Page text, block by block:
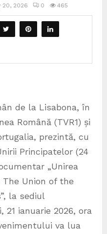
20, 2026 0 465
de la Lisabona, în
Română (TVR1) și
prezintă, cu
Principatelor (24
„Unirea
Union of the
la sediul
ianuarie 2026, ora
va lua